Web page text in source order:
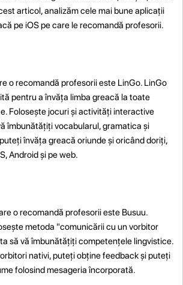
articol, analizăm cele mai bune aplicații
pe iOS pe care le recomandă profesorii.
o recomandă profesorii este LinGo. LinGo
pentru a învăța limba greacă la toate
Folosește jocuri și activități interactive
îmbunătățiți vocabularul, gramatica și
învăța greacă oriunde și oricând doriți,
Android și pe web.
o recomandă profesorii este Busuu.
metoda "comunicării cu un vorbitor
să vă îmbunătățiți competențele lingvistice.
nativi, puteți obține feedback și puteți
folosind mesageria încorporată.